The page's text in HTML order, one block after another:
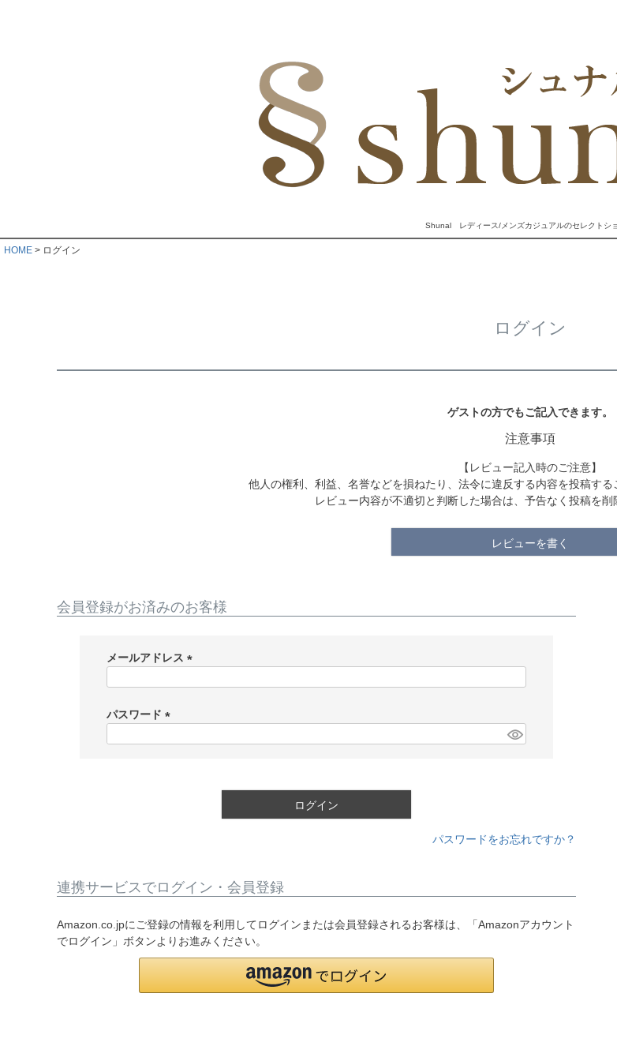
Shunal レディース/メンズカジュアルのセレクトシ
HOME ログイン
ログイン
ゲストの方でもご記入できます。
注意事項
【レビュー記入時のご注意】
他人の権利、利益、名誉などを損ねたり、法令に違反する内容を投稿する
レビュー内容が不適切と判断した場合は、予告なく投稿を削
レビューを書く
会員登録がお済みのお客様
メールアドレス
)
パスワード
ログイン
パスワードをお忘れですか？
連携サービスでログイン・会員登録
Amazon.co.jpにご登録の情報を利用してログインまたは会員登録されるお客様は、「Amazonアカウント
でログイン」ボタンよりお進みください。